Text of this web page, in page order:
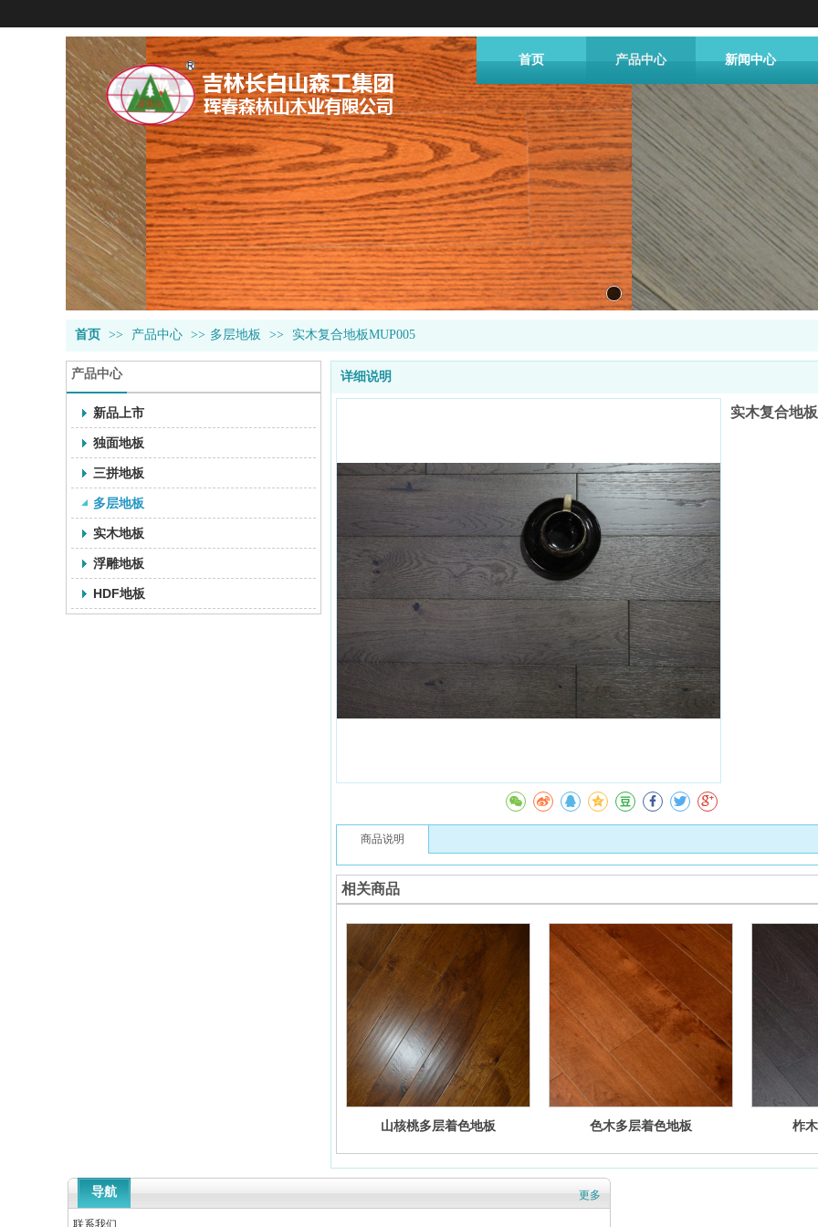
首页 产品中心 新闻中心
首页 >> 产品中心 >> 多层地板 >> 实木复合地板MUP005
产品中心
新品上市
独面地板
三拼地板
多层地板
实木地板
浮雕地板
HDF地板
详细说明
实木复合地
商品说明
相关商品
山核桃多层着色地板 色木多层着色地板 柞
导航 更多
联系我们